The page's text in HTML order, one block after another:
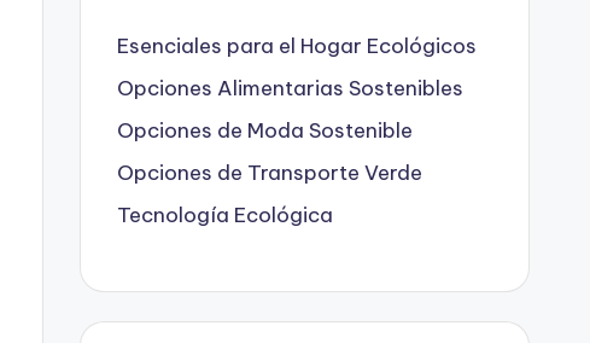
Esenciales para el Hogar Ecológicos
Opciones Alimentarias Sostenibles
Opciones de Moda Sostenible
Opciones de Transporte Verde
Tecnología Ecológica